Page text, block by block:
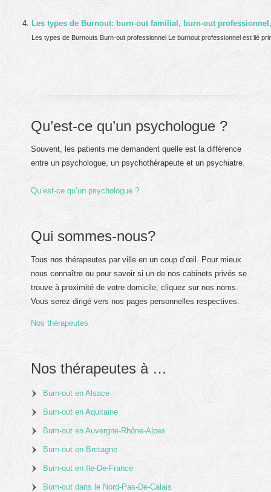
Les types de Burnout: burn-out familial, burn-out
Les types de Burnouts Burn-out professionnel Le burnout professionnel est lié
Qu’est-ce qu’un psychologue ?
Souvent, les patients me demandent quelle est la différence
entre un psychologue, un psychothérapeute et un psychiatre.
Qu’est-ce qu’un psychologue ?
Qui sommes-nous?
Tous nos thérapeutes par ville en un coup d’œil. Pour mieux
nous connaître ou pour savoir si un de nos cabinets privés se
trouve à proximité de votre domicile, cliquez sur nos noms.
Vous serez dirigé vers nos pages personnelles respectives.
Nos thérapeutes
Nos thérapeutes à …
Burn-out en Alsace
Burn-out en Aquitaine
Burn-out en Auvergne-Rhône-Alpes
Burn-out en Bretagne
Burn-out en Ile-De-France
Burn-out dans le Nord-Pas-De-Calais